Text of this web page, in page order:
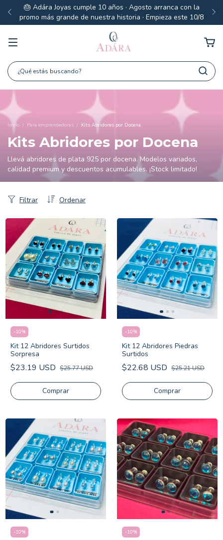
💼 ¿Querés emprender con joyas y ganar desde el primer
pedido? → Conocé nuestro canal mayorista
Inicio / Para emprendedores / Kits Abridores por Docena
Kits Abridores por Docena
Llevá abridores de plata 925 por docena. Modelos variados,
calidad premium y descuentos acumulables. ¡Stock limitado!
Ordenar
Filtrar
-10%
Kit 12 Abridores Surtidos
Sorpresa
$23.19 USD $25.77 USD
-10%
Kit 12 Abridores Piedras
Surtidos
$22.68 USD $25.21 USD
-10% -10%